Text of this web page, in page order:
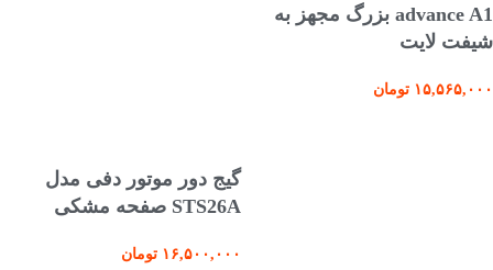
advance A1 بزرگ مجهز به
شیفت لایت
۱۵,۵۶۵,۰۰۰ تومان
گیج دور موتور دفی مدل
STS26A صفحه مشکی
۱۶,۵۰۰,۰۰۰ تومان